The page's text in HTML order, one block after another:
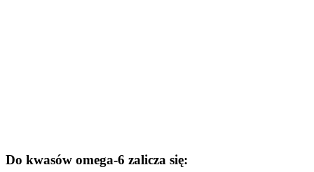
Do kwasów omega-6 zalicza się: